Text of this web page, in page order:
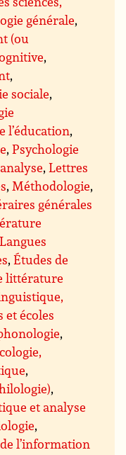
générale,
(ou
,
,
sociale,
l’éducation,
,Psychologie
,Lettres
, Méthodologie,
générales
Langues
,Études de
littérature
et écoles
,
,
,
et analyse
,
l’information